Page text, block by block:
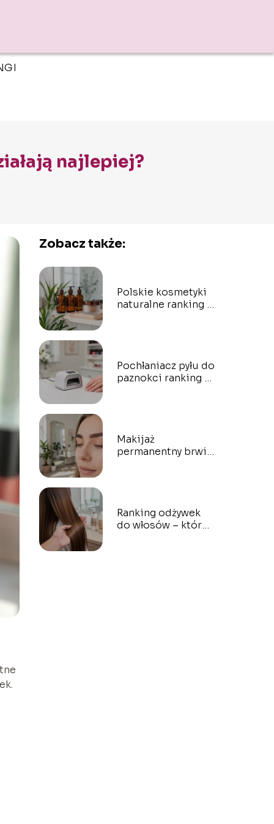
najlepiej?
Zobacz także:
Polskie kosmetyki
naturalne ranking –
Pochłaniacz pyłu do
paznokci ranking –
Makijaż
permanentny brwi
Ranking odżywek
do włosów – które